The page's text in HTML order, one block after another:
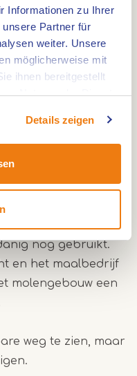
Informationen zu Ihrer
Partner für
weiter. Unsere
möglicherweise mit
ihnen bereitgestellt
Nutzung der Dienste
Details zeigen
korenmolen en
1794 nauw
Thorn. Vanaf
eigenaren elkaar
en
Tot in de jaren
nog gebruikt.
en het maalbedrijf
molengebouw een
weg te zien, maar